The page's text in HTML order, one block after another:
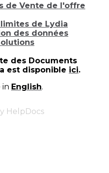
de Vente de l'offre
de Lydia
des données
des Documents
est disponible ici.
in English.
HelpDocs